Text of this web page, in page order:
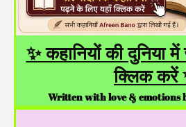
✨ कहानियों की दुनिया
क्लिक करें
Written with love & emotions